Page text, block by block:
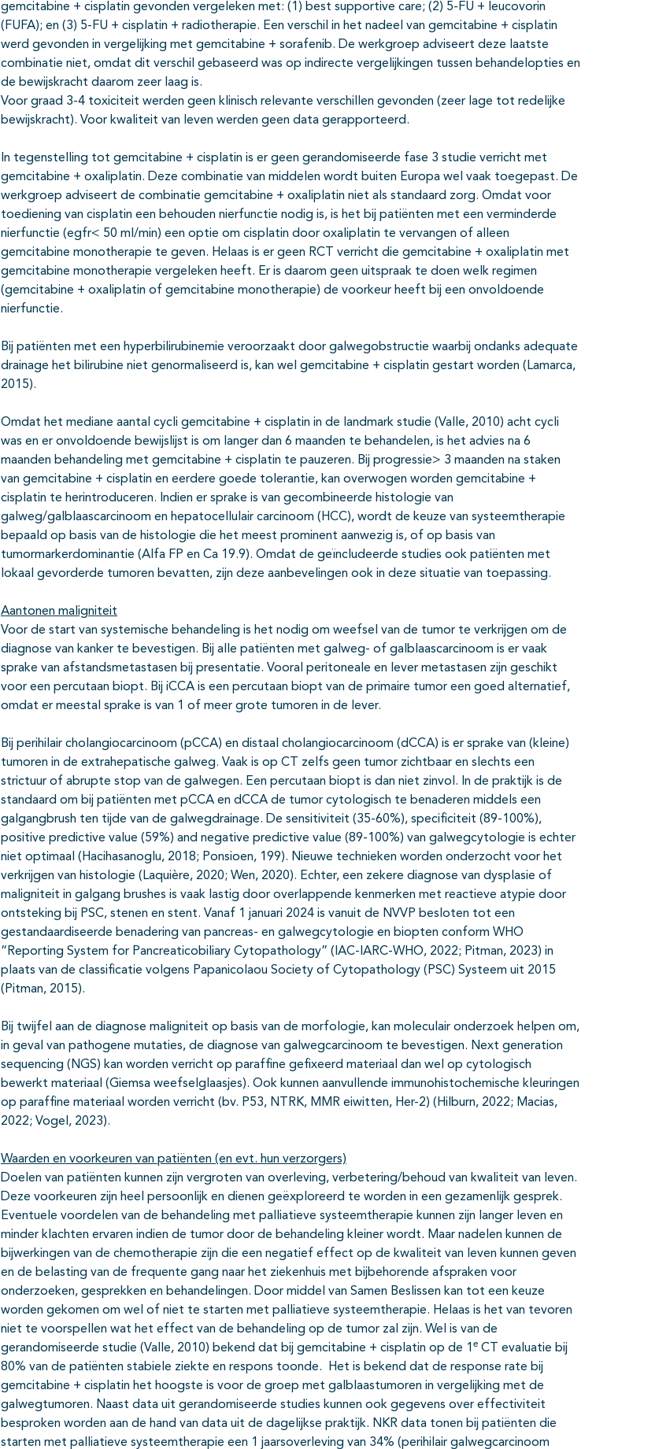
gemcitabine + cisplatin gevonden vergeleken met: (1) best supportive care; (2) 5-FU + leucovorin
(FUFA); en (3) 5-FU + cisplatin + radiotherapie. Een verschil in het nadeel van gemcitabine + cisplatin
werd gevonden in vergelijking met gemcitabine + sorafenib. De werkgroep adviseert deze laatste
combinatie niet, omdat dit verschil gebaseerd was op indirecte vergelijkingen tussen behandelopties en
de bewijskracht daarom zeer laag is.
Voor graad 3-4 toxiciteit werden geen klinisch relevante verschillen gevonden (zeer lage tot redelijke
bewijskracht). Voor kwaliteit van leven werden geen data gerapporteerd.
In tegenstelling tot gemcitabine + cisplatin is er geen gerandomiseerde fase 3 studie verricht met
gemcitabine + oxaliplatin. Deze combinatie van middelen wordt buiten Europa wel vaak toegepast. De
werkgroep adviseert de combinatie gemcitabine + oxaliplatin niet als standaard zorg. Omdat voor
toediening van cisplatin een behouden nierfunctie nodig is, is het bij patiënten met een verminderde
nierfunctie (egfr< 50 ml/min) een optie om cisplatin door oxaliplatin te vervangen of alleen
gemcitabine monotherapie te geven. Helaas is er geen RCT verricht die gemcitabine + oxaliplatin met
gemcitabine monotherapie vergeleken heeft. Er is daarom geen uitspraak te doen welk regimen
(gemcitabine + oxaliplatin of gemcitabine monotherapie) de voorkeur heeft bij een onvoldoende
nierfunctie.
Bij patiënten met een hyperbilirubinemie veroorzaakt door galwegobstructie waarbij ondanks adequate
drainage het bilirubine niet genormaliseerd is, kan wel gemcitabine + cisplatin gestart worden (Lamarca,
2015).
Omdat het mediane aantal cycli gemcitabine + cisplatin in de landmark studie (Valle, 2010) acht cycli
was en er onvoldoende bewijslijst is om langer dan 6 maanden te behandelen, is het advies na 6
maanden behandeling met gemcitabine + cisplatin te pauzeren. Bij progressie> 3 maanden na staken
van gemcitabine + cisplatin en eerdere goede tolerantie, kan overwogen worden gemcitabine +
cisplatin te herintroduceren. Indien er sprake is van gecombineerde histologie van
galweg/galblaascarcinoom en hepatocellulair carcinoom (HCC), wordt de keuze van systeemtherapie
bepaald op basis van de histologie die het meest prominent aanwezig is, of op basis van
tumormarkerdominantie (Alfa FP en Ca 19.9). Omdat de geïncludeerde studies ook patiënten met
lokaal gevorderde tumoren bevatten, zijn deze aanbevelingen ook in deze situatie van toepassing.
Aantonen maligniteit
Voor de start van systemische behandeling is het nodig om weefsel van de tumor te verkrijgen om de
diagnose van kanker te bevestigen. Bij alle patiënten met galweg- of galblaascarcinoom is er vaak
sprake van afstandsmetastasen bij presentatie. Vooral peritoneale en lever metastasen zijn geschikt
voor een percutaan biopt. Bij iCCA is een percutaan biopt van de primaire tumor een goed alternatief,
omdat er meestal sprake is van 1 of meer grote tumoren in de lever.
Bij perihilair cholangiocarcinoom (pCCA) en distaal cholangiocarcinoom (dCCA) is er sprake van (kleine)
tumoren in de extrahepatische galweg. Vaak is op CT zelfs geen tumor zichtbaar en slechts een
strictuur of abrupte stop van de galwegen. Een percutaan biopt is dan niet zinvol. In de praktijk is de
standaard om bij patiënten met pCCA en dCCA de tumor cytologisch te benaderen middels een
galgangbrush ten tijde van de galwegdrainage. De sensitiviteit (35-60%), specificiteit (89-100%),
positive predictive value (59%) and negative predictive value (89-100%) van galwegcytologie is echter
niet optimaal (Hacihasanoglu, 2018; Ponsioen, 199). Nieuwe technieken worden onderzocht voor het
verkrijgen van histologie (Laquière, 2020; Wen, 2020). Echter, een zekere diagnose van dysplasie of
maligniteit in galgang brushes is vaak lastig door overlappende kenmerken met reactieve atypie door
ontsteking bij PSC, stenen en stent. Vanaf 1 januari 2024 is vanuit de NVVP besloten tot een
gestandaardiseerde benadering van pancreas- en galwegcytologie en biopten conform WHO
“Reporting System for Pancreaticobiliary Cytopathology” (IAC-IARC-WHO, 2022; Pitman, 2023) in
plaats van de classificatie volgens Papanicolaou Society of Cytopathology (PSC) Systeem uit 2015
(Pitman, 2015).
Bij twijfel aan de diagnose maligniteit op basis van de morfologie, kan moleculair onderzoek helpen om,
in geval van pathogene mutaties, de diagnose van galwegcarcinoom te bevestigen. Next generation
sequencing (NGS) kan worden verricht op paraffine gefixeerd materiaal dan wel op cytologisch
bewerkt materiaal (Giemsa weefselglaasjes). Ook kunnen aanvullende immunohistochemische kleuringen
op paraffine materiaal worden verricht (bv. P53, NTRK, MMR eiwitten, Her-2) (Hilburn, 2022; Macias,
2022; Vogel, 2023).
Waarden en voorkeuren van patiënten (en evt. hun verzorgers)
Doelen van patiënten kunnen zijn vergroten van overleving, verbetering/behoud van kwaliteit van leven.
Deze voorkeuren zijn heel persoonlijk en dienen geëxploreerd te worden in een gezamenlijk gesprek.
Eventuele voordelen van de behandeling met palliatieve systeemtherapie kunnen zijn langer leven en
minder klachten ervaren indien de tumor door de behandeling kleiner wordt. Maar nadelen kunnen de
bijwerkingen van de chemotherapie zijn die een negatief effect op de kwaliteit van leven kunnen geven
en de belasting van de frequente gang naar het ziekenhuis met bijbehorende afspraken voor
onderzoeken, gesprekken en behandelingen. Door middel van Samen Beslissen kan tot een keuze
worden gekomen om wel of niet te starten met palliatieve systeemtherapie. Helaas is het van tevoren
niet te voorspellen wat het effect van de behandeling op de tumor zal zijn. Wel is van de
gerandomiseerde studie (Valle, 2010) bekend dat bij gemcitabine + cisplatin op de 1 e CT evaluatie bij
80% van de patiënten stabiele ziekte en respons toonde. Het is bekend dat de response rate bij
gemcitabine + cisplatin het hoogste is voor de groep met galblaastumoren in vergelijking met de
galwegtumoren. Naast data uit gerandomiseerde studies kunnen ook gegevens over effectiviteit
besproken worden aan de hand van data uit de dagelijkse praktijk. NKR data tonen bij patiënten die
starten met palliatieve systeemtherapie een 1 jaarsoverleving van 34% (perihilair galwegcarcinoom